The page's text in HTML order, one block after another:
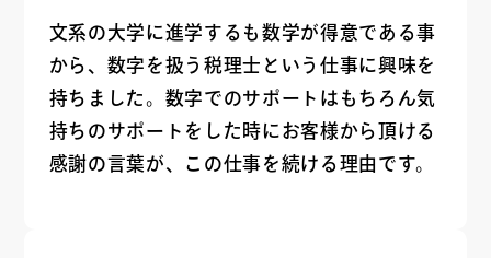
文系の大学に進学するも数学が得意である事
から、数字を扱う税理士という仕事に興味を
持ちました。数字でのサポートはもちろん気
持ちのサポートをした時にお客様から頂ける
感謝の言葉が、この仕事を続ける理由です。